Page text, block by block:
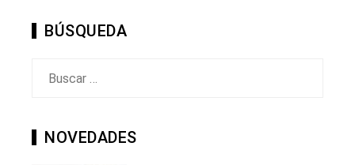
BÚSQUEDA
NOVEDADES